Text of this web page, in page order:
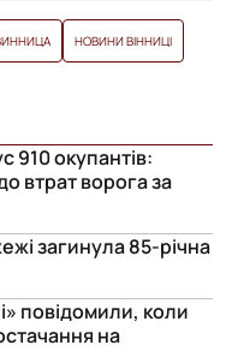
НОВИНИ ВІННИЦІ
910 окупантів:
втрат ворога за
загинула 85-річна
повідомили, коли
на